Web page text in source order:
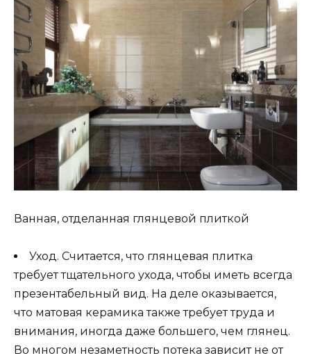
Ванная, отделанная глянцевой плиткой
Уход. Считается, что глянцевая плитка
требует тщательного ухода, чтобы иметь всегда
презентабельный вид. На деле оказывается,
что матовая керамика также требует труда и
внимания, иногда даже большего, чем глянец.
Во многом незаметность потека зависит не от